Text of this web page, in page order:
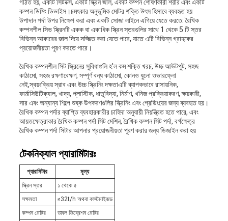
গঠিত হয়, একটি সিটবক্স, একটি স্ক্রিন জাল, একটি কম্পন শোষণকারী শরীর এবং একটি
কম্পন ডিমিং ডিভাইস।চমৎকার অনুভূমিক মোটর শক্তি উৎস হিসাবে ব্যবহৃত হয়
উপাদান পর্দা উপর নিক্ষেপ করা এবং একটি সোজা লাইনে এগিয়ে যেতে করতে. রৈখিক
কম্পনশীল সিভ স্ক্রিনটি একক বা একাধিক স্ক্রিন স্তরগুলির সাথে 1 থেকে 5 টি স্তর
বিভিন্ন আকারের জাল দিয়ে সজ্জিত করা যেতে পারে, যাতে এটি বিভিন্ন গ্রাহকের
প্রয়োজনীয়তা পূরণ করতে পারে।
রৈখিক কম্পনশীল সিট স্ক্রিনের সুবিধাগুলি হ'ল কম শক্তি খরচ, উচ্চ আউটপুট, সহজ
কাঠামো, সহজ রক্ষণাবেক্ষণ, সম্পূর্ণ বন্ধ কাঠামো, কোনও ধুলো ওভারফ্লো
নেই,স্বয়ংক্রিয় স্রাব এবং উচ্চ স্ক্রিনিং দক্ষতাএটি ব্যাপকভাবে রাসায়নিক,
ফার্মাসিউটিক্যাল, খাদ্য, প্লাস্টিক, ধাতুবিদ্যা, নির্মাণ, খনিজ প্রক্রিয়াকরণ, ক্ষয়কারী,
সার এবং অন্যান্য শিল্পে শুষ্ক উপকরণগুলির স্ক্রিনিং এবং গ্রেডিংয়ের জন্য ব্যবহৃত হয়।
রৈখিক কম্পন পর্দার ব্যাপ্তি ব্যবহারকারীর চাহিদা অনুযায়ী নিয়ন্ত্রিত হতে পারে, এবং
আয়তক্ষেত্রাকার রৈখিক কম্পন পর্দা সিট মেশিন, রৈখিক কম্পন সিট পর্দা, বর্গক্ষেত্র
রৈখিক কম্পন পর্দা সিটার আপনার প্রয়োজনীয়তা পূরণ করার জন্য ডিজাইন করা হয়
টেকনিক্যাল প্যারামিটারঃ
প্যারামিটার
মূল্য
স্ক্রিন স্তর
১ থেকে ৫
সক্ষমতা
≤32t/h অথবা কাস্টমাইজড
কম্পন মোটর
ডাবল ভিব্রেশন মোটর